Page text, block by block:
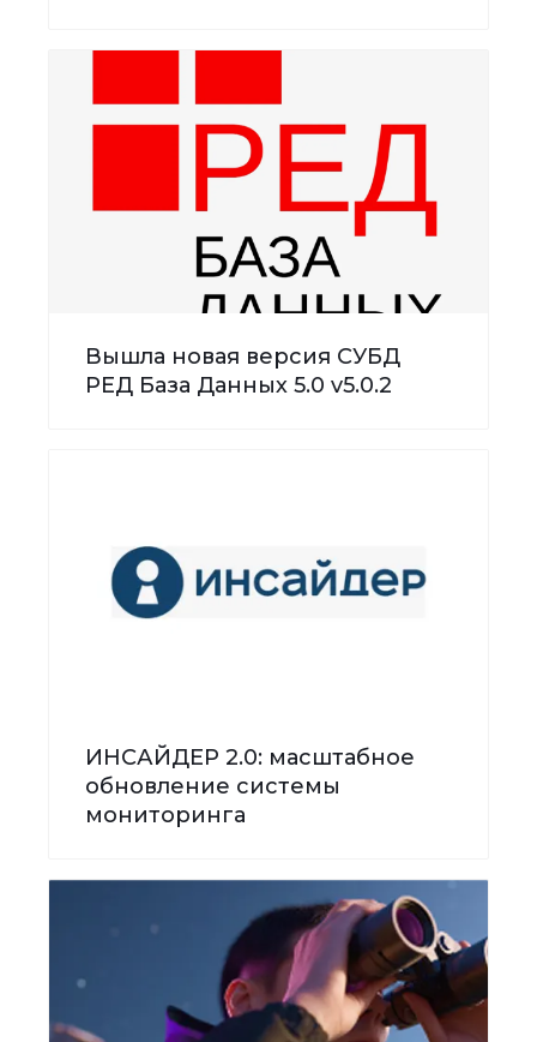
Вышла новая версия СУБД
РЕД База Данных 5.0 v5.0.2
ИНСАЙДЕР 2.0: масштабное
обновление системы
мониторинга